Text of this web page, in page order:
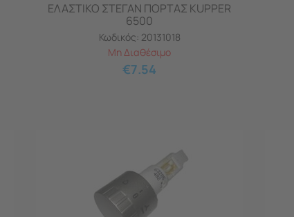
ΕΛΑΣΤΙΚΟ ΣΤΕΓΑΝ ΠΟΡΤΑΣ KUPPER
6500
Κωδικός: 20131018
Μη Διαθέσιμο
€7.54